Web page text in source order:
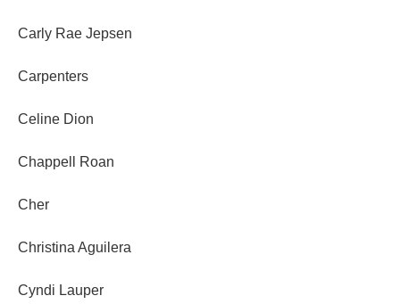
Carly Rae Jepsen
Carpenters
Celine Dion
Chappell Roan
Cher
Christina Aguilera
Cyndi Lauper